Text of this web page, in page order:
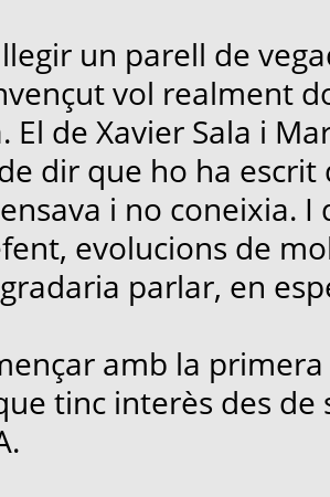
un parell de
vol realment
El de Xavier Sala i
dir que ho ha
i no coneixia.
evolucions de
parlar, en
amb la
tinc interès des